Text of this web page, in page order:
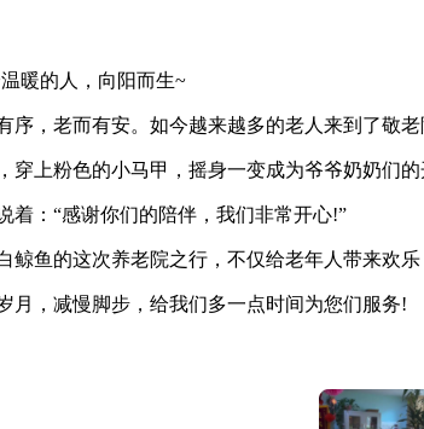
暖的人，向阳而生~
序，老而有安。如今越来越多的老人来到了敬
穿上粉色的小马甲，摇身一变成为爷爷奶奶们
着：“感谢你们的陪伴，我们非常开心!”
鲸鱼的这次养老院之行，不仅给老年人带来欢
月，减慢脚步，给我们多一点时间为您们服务!